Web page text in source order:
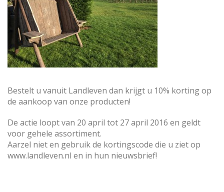
Bestelt u vanuit Landleven dan krijgt u 10% korting op
de aankoop van onze producten!
De actie loopt van 20 april tot 27 april 2016 en geldt
voor gehele assortiment.
Aarzel niet en gebruik de kortingscode die u ziet op
www.landleven.nl en in hun nieuwsbrief!